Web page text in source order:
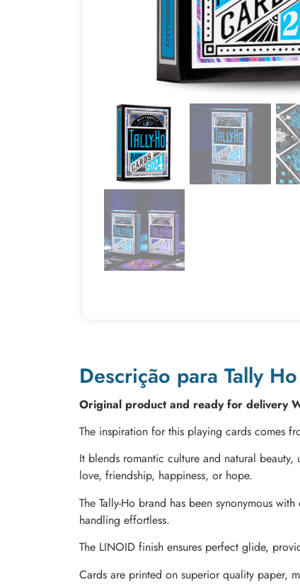
Descrição para Tally
Original product and ready for delivery
The inspiration for this playing cards comes
It blends romantic culture and natural
love, friendship, happiness, or hope.
The Tally-Ho brand has been synonymous
handling effortless.
The LINOID finish ensures perfect glide,
Cards are printed on superior quality paper,